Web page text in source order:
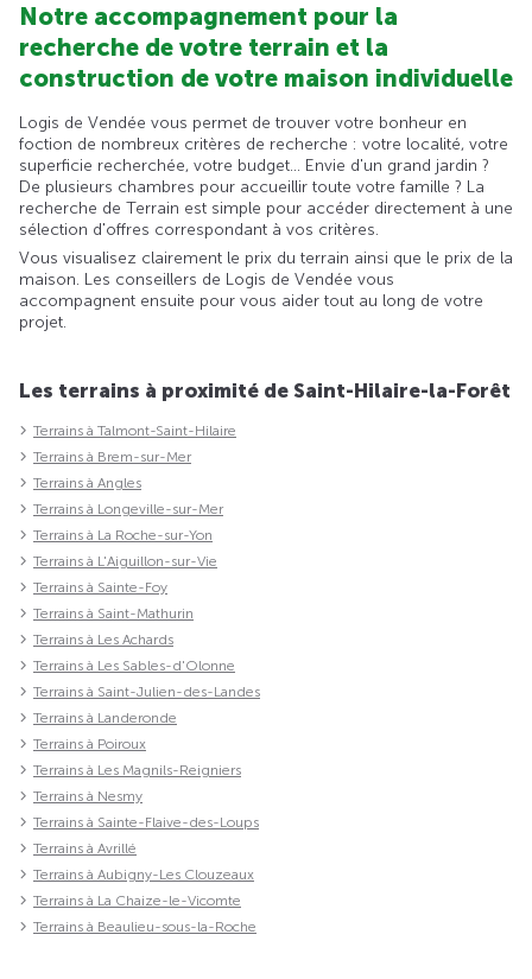
Notre accompagnement pour la
recherche de votre terrain et la
construction de votre maison individuelle
Logis de Vendée vous permet de trouver votre bonheur en
foction de nombreux critères de recherche : votre localité, votre
superficie recherchée, votre budget... Envie d'un grand jardin ?
De plusieurs chambres pour accueillir toute votre famille ? La
recherche de Terrain est simple pour accéder directement à une
sélection d'offres correspondant à vos critères.
Vous visualisez clairement le prix du terrain ainsi que le prix de la
maison. Les conseillers de Logis de Vendée vous
accompagnent ensuite pour vous aider tout au long de votre
projet.
Les terrains à proximité de Saint-Hilaire-la-Forêt
Terrains à Talmont-Saint-Hilaire
Terrains à Brem-sur-Mer
Terrains à Angles
Terrains à Longeville-sur-Mer
Terrains à La Roche-sur-Yon
Terrains à L'Aiguillon-sur-Vie
Terrains à Sainte-Foy
Terrains à Saint-Mathurin
Terrains à Les Achards
Terrains à Les Sables-d'Olonne
Terrains à Saint-Julien-des-Landes
Terrains à Landeronde
Terrains à Poiroux
Terrains à Les Magnils-Reigniers
Terrains à Nesmy
Terrains à Sainte-Flaive-des-Loups
Terrains à Avrillé
Terrains à Aubigny-Les Clouzeaux
Terrains à La Chaize-le-Vicomte
Terrains à Beaulieu-sous-la-Roche